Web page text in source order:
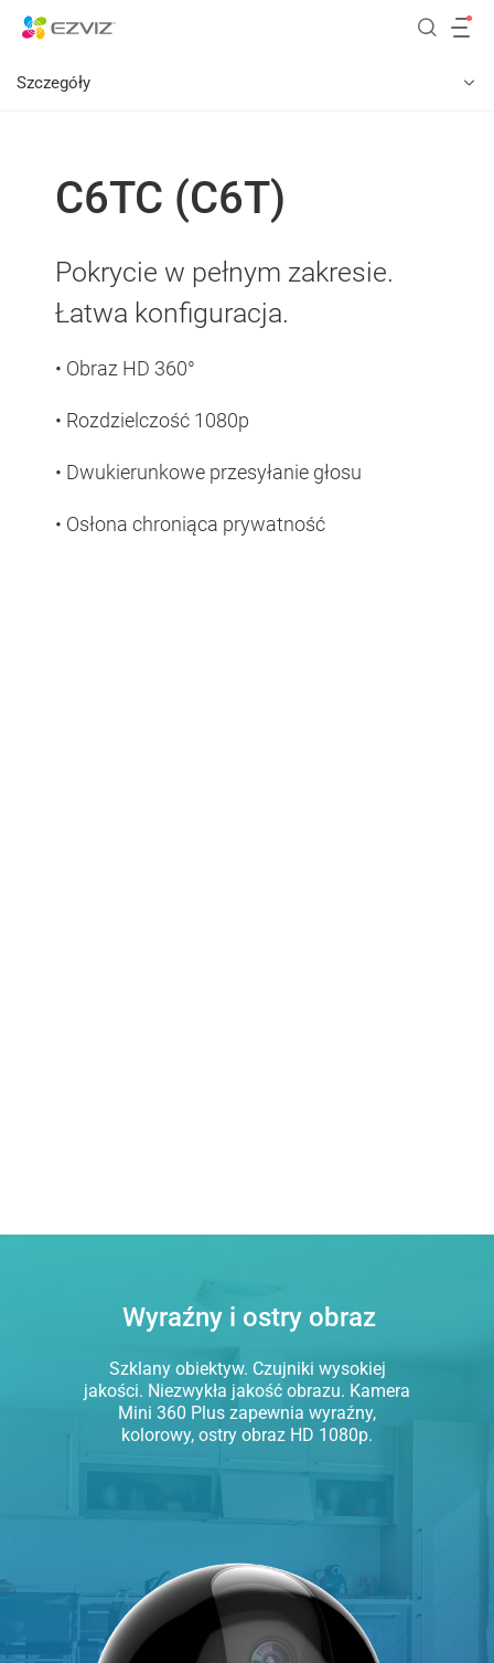
Szczegóły
C6TC (C6T)
Pokrycie w pełnym zakresie.
Łatwa konfiguracja.
• Obraz HD 360°
• Rozdzielczość 1080p
• Dwukierunkowe przesyłanie głosu
• Osłona chroniąca prywatność
Wyraźny i ostry obraz
Szklany obiektyw. Czujniki wysokiej
jakości. Niezwykła jakość obrazu. Kamera
Mini 360 Plus zapewnia wyraźny,
kolorowy, ostry obraz HD 1080p.